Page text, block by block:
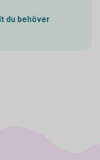
du behöver